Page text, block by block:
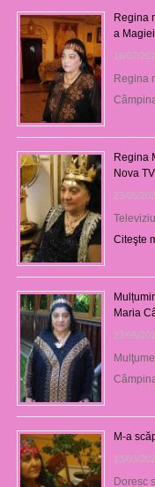
Regina
a
16/07/
Regina
Regina
Nova
23/05/
Citeşte
Maria
22/05/
M-a
13/03/
Doresc